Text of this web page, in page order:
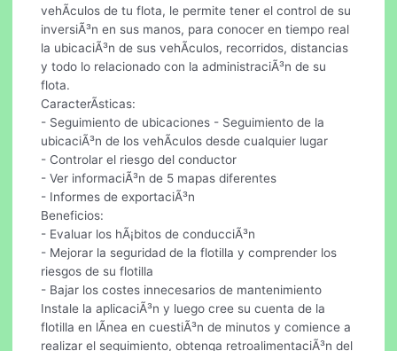
vehÃ­culos de tu flota, le permite tener el control de su
inversiÃ³n en sus manos, para conocer en tiempo real
la ubicaciÃ³n de sus vehÃ­culos, recorridos, distancias
y todo lo relacionado con la administraciÃ³n de su
flota.
CaracterÃ­sticas:
- Seguimiento de ubicaciones - Seguimiento de la
ubicaciÃ³n de los vehÃ­culos desde cualquier lugar
- Controlar el riesgo del conductor
- Ver informaciÃ³n de 5 mapas diferentes
- Informes de exportaciÃ³n
Beneficios:
- Evaluar los hÃ¡bitos de conducciÃ³n
- Mejorar la seguridad de la flotilla y comprender los
riesgos de su flotilla
- Bajar los costes innecesarios de mantenimiento
Instale la aplicaciÃ³n y luego cree su cuenta de la
flotilla en lÃ­nea en cuestiÃ³n de minutos y comience a
realizar el seguimiento, obtenga retroalimentaciÃ³n del